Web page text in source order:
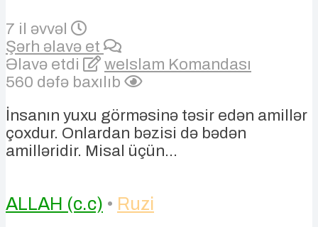
7 il əvvəl
Şərh əlavə et
Əlavə etdi
weIslam Komandası
560 dəfə baxılıb
İnsanın yuxu görməsinə təsir edən amillər
çoxdur. Onlardan bəzisi də bədən
amilləridir. Misal üçün...
ALLAH (c.c) • Ruzi